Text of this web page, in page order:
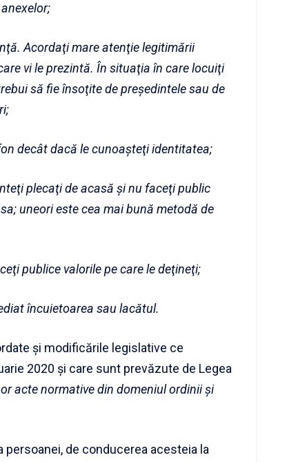
Acordaţi mare atenţie legitimării
vi le prezintă. În situaţia în care locuiţi
să fie însoţite de preşedintele sau de
decât dacă le cunoaşteţi identitatea;
plecaţi de acasă şi nu faceţi public
uneori este cea mai bună metodă de
publice valorile pe care le deţineţi;
încuietoarea sau lacătul.
şi modificările legislative ce
2020 şi care sunt prevăzute de Legea
acte normative din domeniul ordinii şi
de conducerea acesteia la